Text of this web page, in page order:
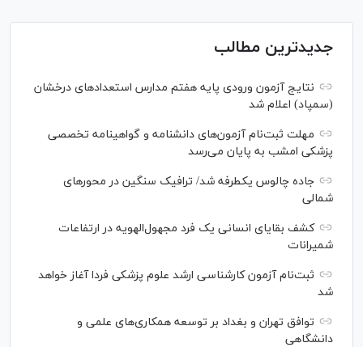
جدیدترین مطالب
نتایج آزمون ورودی پایه هفتم مدارس استعدادهای درخشان
(سمپاد) اعلام شد
مهلت ثبت‌نام آزمون‌های دانشنامه و گواهینامه تخصصی
پزشکی امشب به پایان می‌رسد
جاده چالوس یکطرفه شد/ ترافیک سنگین در محورهای
شمالی
کشف بقایای انسانی یک فرد مجهول‌الهویه در ارتفاعات
شمیرانات
ثبت‌نام آزمون کارشناسی ارشد علوم پزشکی فردا آغاز خواهد
شد
توافق تهران و بغداد بر توسعه همکاری‌های علمی و
دانشگاهی